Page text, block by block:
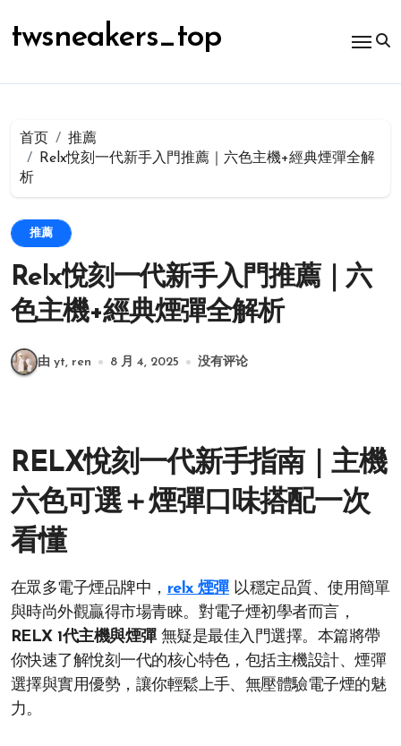
容
twsneakers_top
首页
推薦
Relx悅刻一代新手入門推薦｜六色主機+經典煙彈全解
析
推薦
Relx悅刻一代新手入門推薦｜六
色主機+經典煙彈全解析
由 yt, ren 8 月 4, 2025 没有评论
RELX悅刻一代新手指南｜主機
六色可選＋煙彈口味搭配一次
看懂
在眾多電子煙品牌中， relx 煙彈以穩定品質、使用簡單
與時尚外觀贏得市場青睞。對電子煙初學者而言，
RELX 1代主機與煙彈無疑是最佳入門選擇。本篇將帶
你快速了解悅刻一代的核心特色，包括主機設計、煙彈
選擇與實用優勢，讓你輕鬆上手、無壓體驗電子煙的魅
力。